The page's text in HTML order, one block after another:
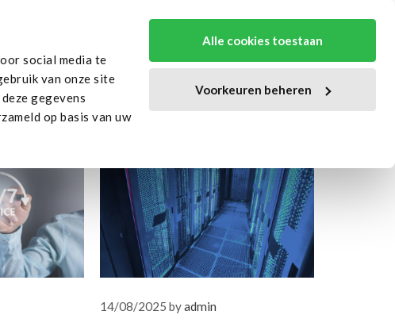
social media te
van onze site
gegevens
op basis van uw
Alle cookies toestaan
Voorkeuren beheren
Contact
14/08/2025 byadmin